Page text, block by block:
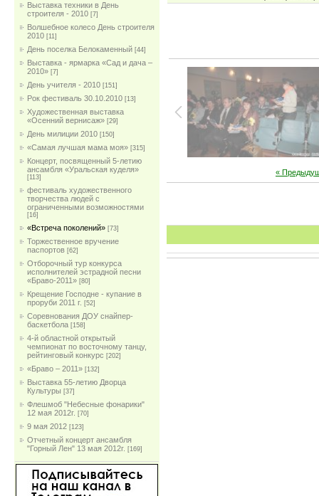
Выставка техники в День
строителя - 2010 [7]
Волшебное колесо День строителя
2010 [11]
День поселка Белокаменный [44]
Выставка - ярмарка «Сад и дача –
2010» [7]
День учителя - 2010 [151]
Рок фестиваль 30.10.2010 [13]
Художественная выставка
«Осенний вернисаж» [29]
День милиции 2010 [150]
«Самая лучшая мама моя» [315]
Концерт, посвященный 5-летию
ансамбля «Уральская куделя»
[113]
фестиваль художественного
творчества людей с
ограниченными возможностями
[16]
«Встреча поколений» [73]
Торжественное вручение
паспортов [62]
Отборочный тур конкурса
исполнителей эстрадной песни
«Браво-2011» [80]
Крещение Господне - купание в
проруби 2011 г. [52]
Соревнования ДОУ снайпер-
баскетбола [158]
4-й областной открытый
чемпионат по восточному танцу,
рейтинговый конкурс [202]
«Браво – 2011» [132]
Выставка 55-летию Дворца
Культуры [37]
Флешмоб "Небесные фонарики"
12 мая 2012г. [70]
9 мая 2012 [123]
Отчетный концерт ансамбля
"Горный Лен" 13 мая 2012г. [169]
«